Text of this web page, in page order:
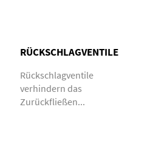
RÜCKSCHLAGVENTILE
Rückschlagventile
verhindern das
Zurückfließen...